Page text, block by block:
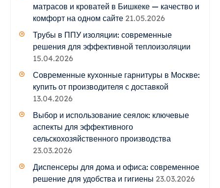
матрасов и кроватей в Бишкеке — качество и
комфорт на одном сайте 21.05.2026
Трубы в ППУ изоляции: современные
решения для эффективной теплоизоляции
15.04.2026
Современные кухонные гарнитуры в Москве:
купить от производителя с доставкой
13.04.2026
Выбор и использование сеялок: ключевые
аспекты для эффективного
сельскохозяйственного производства
23.03.2026
Диспенсеры для дома и офиса: современное
решение для удобства и гигиены 23.03.2026